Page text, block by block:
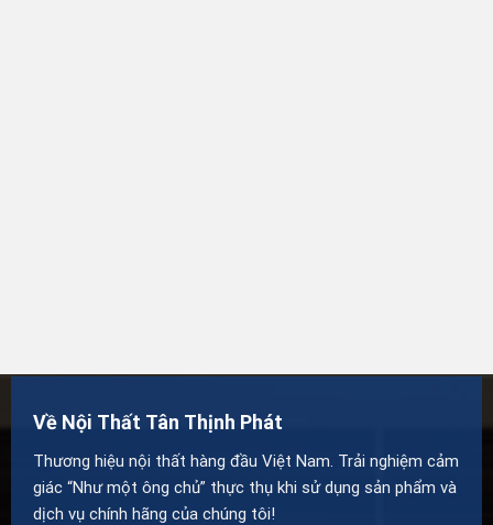
Về Nội Thất Tân Thịnh Phát
Thương hiệu nội thất hàng đầu Việt Nam. Trải nghiệm cảm
giác “Như một ông chủ” thực thụ khi sử dụng sản phẩm và
dịch vụ chính hãng của chúng tôi!